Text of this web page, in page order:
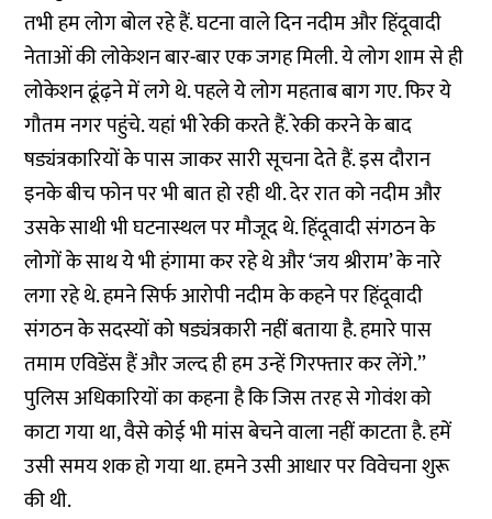
तभी हम लोग बोल रहे हैं. घटना वाले दिन नदीम और हिंदूवादी
नेताओं की लोकेशन बार-बार एक जगह मिली. ये लोग शाम से ही
लोकेशन ढूंढ़ने में लगे थे. पहले ये लोग महताब बाग गए. फिर ये
गौतम नगर पहुंचे. यहां भी रेकी करते हैं. रेकी करने के बाद
षड्यंत्रकारियों के पास जाकर सारी सूचना देते हैं. इस दौरान
इनके बीच फोन पर भी बात हो रही थी. देर रात को नदीम और
उसके साथी भी घटनास्थल पर मौजूद थे. हिंदूवादी संगठन के
लोगों के साथ ये भी हंगामा कर रहे थे और ‘जय श्रीराम’ के नारे
लगा रहे थे. हमने सिर्फ आरोपी नदीम के कहने पर हिंदूवादी
संगठन के सदस्यों को षड्यंत्रकारी नहीं बताया है. हमारे पास
तमाम एविडेंस हैं और जल्द ही हम उन्हें गिरफ्तार कर लेंगे.’’
पुलिस अधिकारियों का कहना है कि जिस तरह से गोवंश को
काटा गया था, वैसे कोई भी मांस बेचने वाला नहीं काटता है. हमें
उसी समय शक हो गया था. हमने उसी आधार पर विवेचना शुरू
की थी.